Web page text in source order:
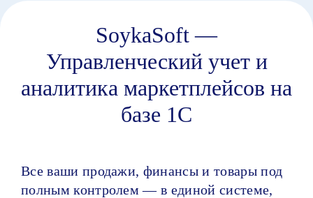
SoykaSoft —
Управленческий учет и
аналитика маркетплейсов на
базе 1С
Все ваши продажи, финансы и товары под
полным контролем — в единой системе,